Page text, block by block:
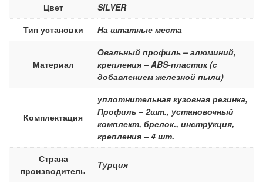
Цвет
SILVER
Тип установки
На штатные места
Материал
Овальный профиль – алюминий,
крепления – ABS-пластик (с
добавлением железной пыли)
Комплектация
уплотнительная кузовная резинка,
Профиль – 2шт., установочный
комплект, брелок., инструкция,
крепления – 4 шт.
Страна
производитель
Турция